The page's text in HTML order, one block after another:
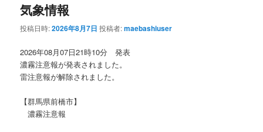
気象情報
投稿日時:2026年8月7日 投稿者:maebashiuser
2026年08月07日21時10分 発表
濃霧注意報が発表されました。
雷注意報が解除されました。
【群馬県前橋市】
濃霧注意報